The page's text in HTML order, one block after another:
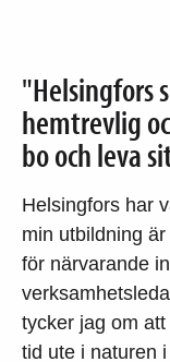
"Helsingfors
hemtrevlig
bo och leva
Helsingfors har
min utbildning
för närvarande
tycker jag om
tid ute i naturen